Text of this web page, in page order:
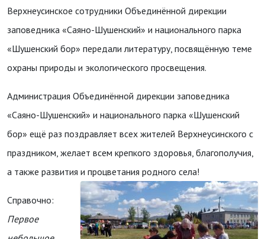
Верхнеусинское сотрудники Объединённой дирекции
заповедника «Саяно-Шушенский» и национального парка
«Шушенский бор» передали литературу, посвящённую теме
охраны природы и экологического просвещения.
Администрация Объединённой дирекции заповедника
«Саяно-Шушенский» и национального парка «Шушенский
бор» ещё раз поздравляет всех жителей Верхнеусинского с
праздником, желает всем крепкого здоровья, благополучия,
а также развития и процветания родного села!
Справочно:
Первое